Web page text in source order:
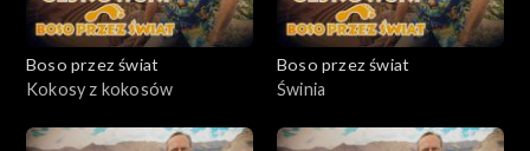
Boso przez świat
Kokosy z kokosów
Boso przez świat
Świnia